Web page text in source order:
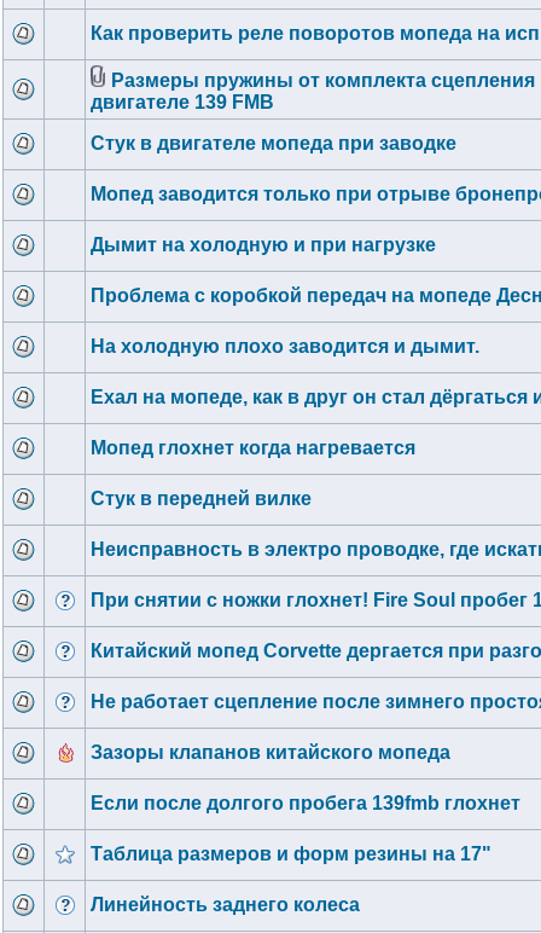
Как проверить реле поворотов мопеда на
Размеры пружины от комплекта сцепления
двигателе 139 FMB
Стук в двигателе мопеда при заводке
Мопед заводится только при отрыве
Дымит на холодную и при нагрузке
Проблема с коробкой передач на мопеде
На холодную плохо заводится и дымит.
Ехал на мопеде, как в друг он стал дёргаться
Мопед глохнет когда нагревается
Стук в передней вилке
Неисправность в электро проводке, где
При снятии с ножки глохнет! Fire Soul пробег
Китайский мопед Corvette дергается при
Не работает сцепление после зимнего
Зазоры клапанов китайского мопеда
Если после долгого пробега 139fmb глохнет
Таблица размеров и форм резины на 17"
Линейность заднего колеса